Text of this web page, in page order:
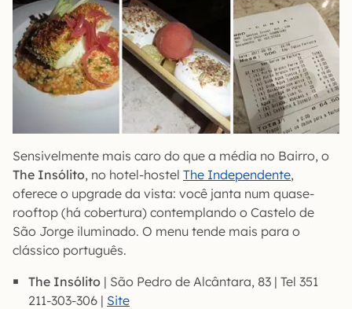
Sensivelmente mais caro do que a média no Bairro, o
The Insólito, no hotel-hostel The Independente,
oferece o upgrade da vista: você janta num quase-
rooftop (há cobertura) contemplando o Castelo de
São Jorge iluminado. O menu tende mais para o
clássico português.
The Insólito | São Pedro de Alcântara, 83 | Tel 351
211-303-306 | Site